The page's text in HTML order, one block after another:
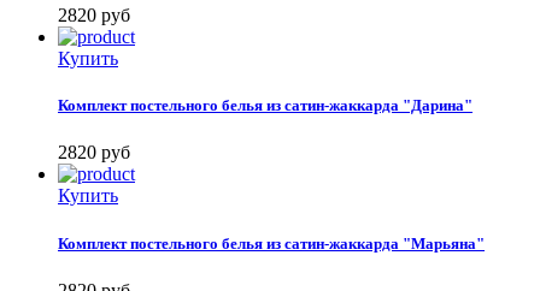
2820 руб
Купить
Комплект постельного белья из сатин-жаккарда "Дарина"
2820 руб
Купить
Комплект постельного белья из сатин-жаккарда "Марьяна"